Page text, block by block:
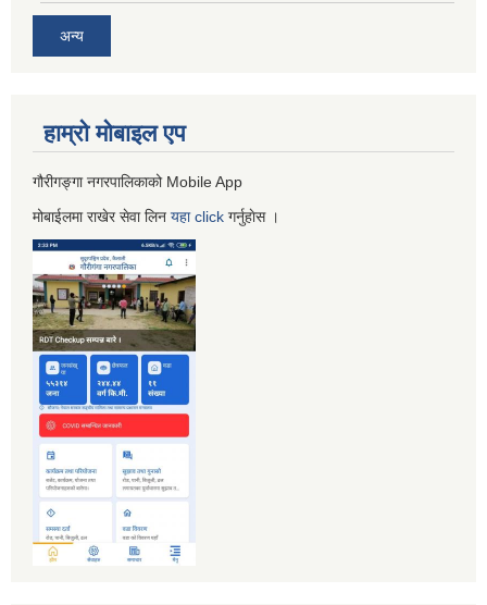
अन्य
हाम्रो माेबाइल एप
गौरीगङ्गा नगरपालिकाको Mobile App
मोबाईलमा राखेर सेवा लिन यहाclick गर्नुहाेस ।